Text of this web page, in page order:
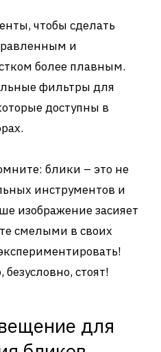
чтобы сделать
и
более плавным.
фильтры для
доступны в
блики – это не
инструментов и
изображение засияет
смелыми в своих
стоят!
для